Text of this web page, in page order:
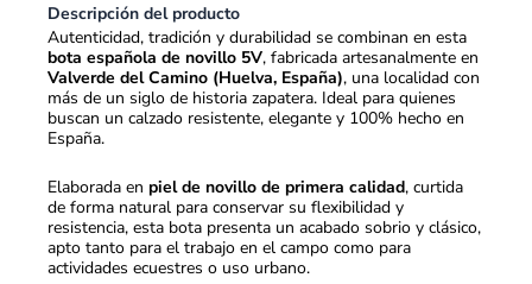
Descripción del producto
Autenticidad, tradición y durabilidad se combinan en esta
bota española de novillo 5V, fabricada artesanalmente en
Valverde del Camino (Huelva, España), una localidad con
más de un siglo de historia zapatera. Ideal para quienes
buscan un calzado resistente, elegante y 100% hecho en
España.
Elaborada en piel de novillo de primera calidad, curtida
de forma natural para conservar su flexibilidad y
resistencia, esta bota presenta un acabado sobrio y clásico,
apto tanto para el trabajo en el campo como para
actividades ecuestres o uso urbano.